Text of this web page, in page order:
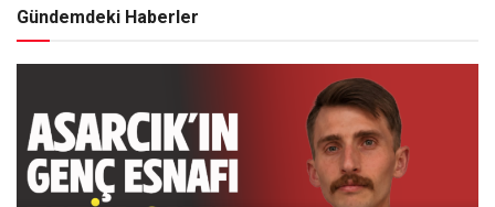
Gündemdeki Haberler